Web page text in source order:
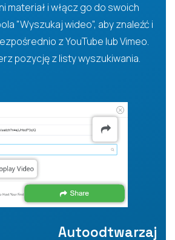
materiał i włącz go do swoich
"Wyszukaj wideo", aby znaleźć i
z YouTube lub Vimeo.
pozycję z listy wyszukiwania.
Autoodtwarzaj